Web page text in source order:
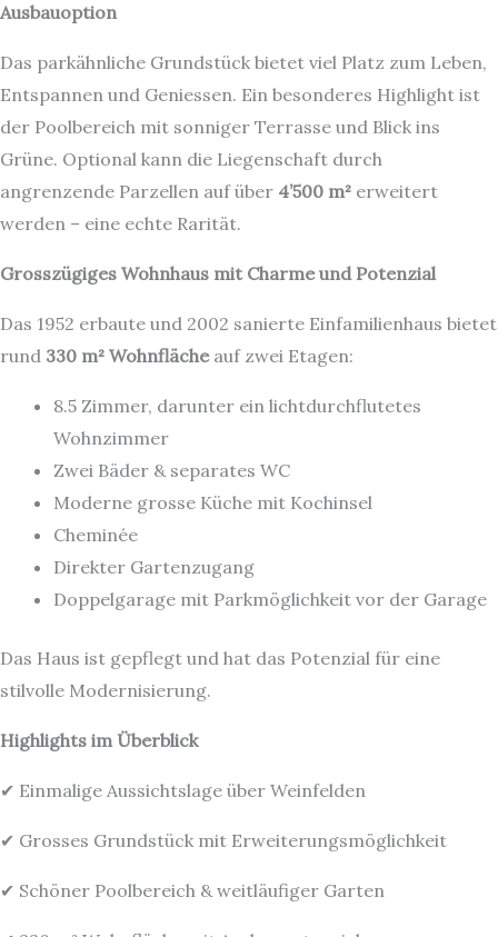
Ausbauoption
Das parkähnliche Grundstück bietet viel Platz zum Leben,
Entspannen und Geniessen. Ein besonderes Highlight ist
der Poolbereich mit sonniger Terrasse und Blick ins
Grüne. Optional kann die Liegenschaft durch
angrenzende Parzellen auf über 4’500 m² erweitert
werden – eine echte Rarität.
Grosszügiges Wohnhaus mit Charme und Potenzial
Das 1952 erbaute und 2002 sanierte Einfamilienhaus bietet
rund 330 m² Wohnflächeauf zwei Etagen:
8.5 Zimmer, darunter ein lichtdurchflutetes
Wohnzimmer
Zwei Bäder & separates WC
Moderne grosse Küche mit Kochinsel
Cheminée
Direkter Gartenzugang
Doppelgarage mit Parkmöglichkeit vor der Garage
Das Haus ist gepflegt und hat das Potenzial für eine
stilvolle Modernisierung.
Highlights im Überblick
✔ Einmalige Aussichtslage über Weinfelden
✔ Grosses Grundstück mit Erweiterungsmöglichkeit
✔ Schöner Poolbereich & weitläufiger Garten